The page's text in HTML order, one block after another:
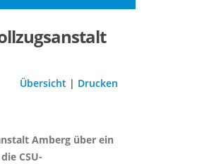
Übersicht | Drucken
Amberg über ein
CSU-